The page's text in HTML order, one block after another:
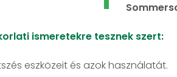
ismeretekre tesznek szert:
eszközeit és azok használatát.